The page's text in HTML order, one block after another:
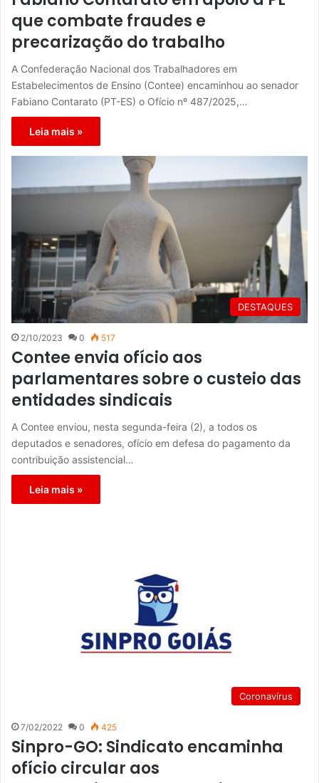
que combate fraudes e
precarização do trabalho
A Confederação Nacional dos Trabalhadores em
Estabelecimentos de Ensino (Contee) encaminhou ao senador
Fabiano Contarato (PT-ES) o Ofício nº 487/2025,…
Leia mais »
DESTAQUES
2/10/2023 0 517
Contee envia ofício aos
parlamentares sobre o custeio das
entidades sindicais
A Contee enviou, nesta segunda-feira (2), a todos os
deputados e senadores, ofício em defesa do pagamento da
contribuição assistencial…
Leia mais »
Coronavírus
7/02/2022 0 425
Sinpro-GO: Sindicato encaminha
ofício circular aos